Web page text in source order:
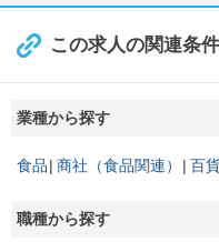
この求人の関連条
業種から探す
食品 商社（食品関連） 百
職種から探す